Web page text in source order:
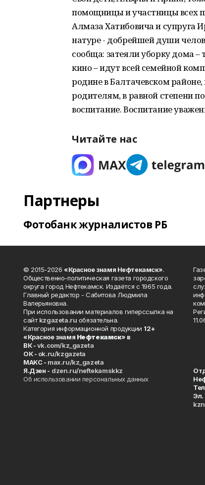
помощницы и участницы всех
Алмаза Хатибовича и супруга
натуре - добрейшей души
сообща: затеяли уборку дома –
кино – идут всей семейной
родине в Балтачевском
родителям, в равной степени
воспитание. Воспитание
Читайте нас
Партнеры
Фотобанк журналистов РБ
© 2015-2026 «Красное знамя Нефтекамск».
Общественно-политическая газета городского
округа город Нефтекамск. Издаётся с 1965 года.
Главный редактор - Сабитова Людмила
Валерьяновна.
При использовании материалов гиперссылка на
сайтkzgazeta.ru обязательна.
Категория информационной продукции 12+
«Красное знамя Нефтекамск» в
ВК -vk.com/kz_gazeta
ОК - ok.ru/kzgazeta
MAKC - max.ru/kz_gazeta
Я.Дзен - dzen.ru/neftekamskkz
Об использовании персональных данных
Эл.